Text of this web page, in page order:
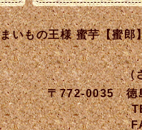
いもの王様 蜜芋【蜜
（
〒772-0035 徳